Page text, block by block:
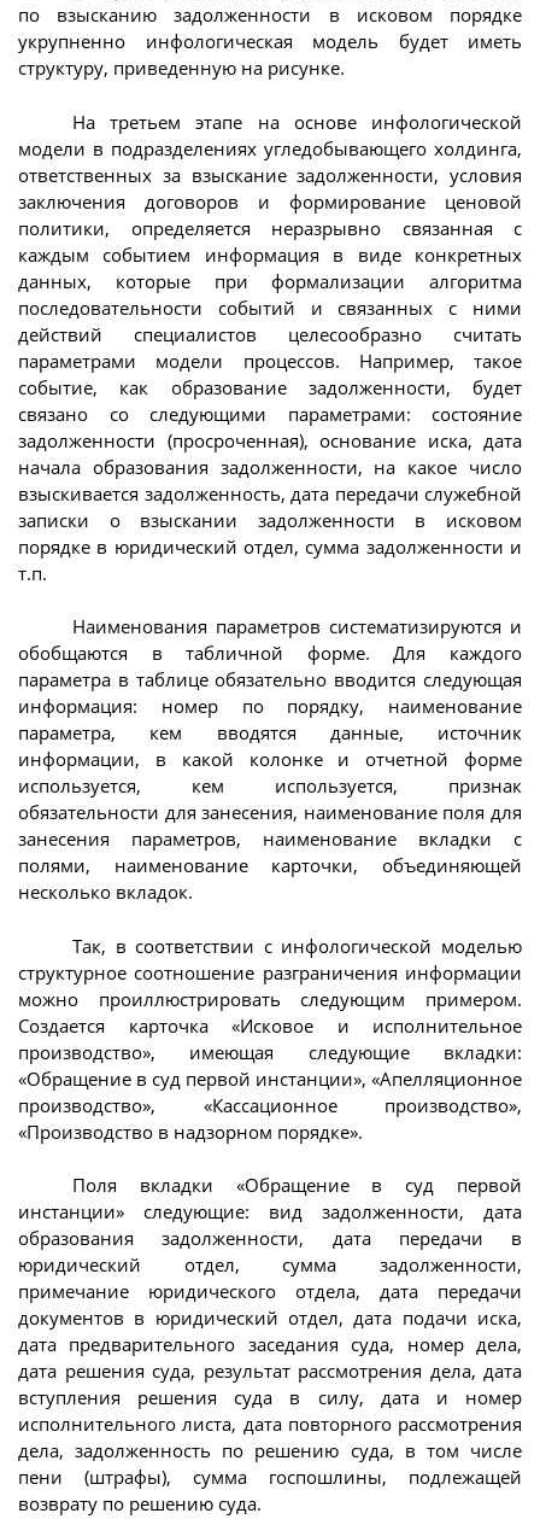
по взысканию задолженности в исковом порядке
укрупненно инфологическая модель будет иметь
структуру, приведенную на рисунке.
На третьем этапе на основе инфологической
модели в подразделениях угледобывающего холдинга,
ответственных за взыскание задолженности, условия
заключения договоров и формирование ценовой
политики, определяется неразрывно связанная с
каждым событием информация в виде конкретных
данных, которые при формализации алгоритма
последовательности событий и связанных с ними
действий специалистов целесообразно считать
параметрами модели процессов. Например, такое
событие, как образование задолженности, будет
связано со следующими параметрами: состояние
задолженности (просроченная), основание иска, дата
начала образования задолженности, на какое число
взыскивается задолженность, дата передачи служебной
записки о взыскании задолженности в исковом
порядке в юридический отдел, сумма задолженности и
т.п.
Наименования параметров систематизируются и
обобщаются в табличной форме. Для каждого
параметра в таблице обязательно вводится следующая
информация: номер по порядку, наименование
параметра, кем вводятся данные, источник
информации, в какой колонке и отчетной форме
используется, кем используется, признак
обязательности для занесения, наименование поля для
занесения параметров, наименование вкладки с
полями, наименование карточки, объединяющей
несколько вкладок.
Так, в соответствии с инфологической моделью
структурное соотношение разграничения информации
можно проиллюстрировать следующим примером.
Создается карточка «Исковое и исполнительное
производство», имеющая следующие вкладки:
«Обращение в суд первой инстанции», «Апелляционное
производство», «Кассационное производство»,
«Производство в надзорном порядке».
Поля вкладки «Обращение в суд первой
инстанции» следующие: вид задолженности, дата
образования задолженности, дата передачи в
юридический отдел, сумма задолженности,
примечание юридического отдела, дата передачи
документов в юридический отдел, дата подачи иска,
дата предварительного заседания суда, номер дела,
дата решения суда, результат рассмотрения дела, дата
вступления решения суда в силу, дата и номер
исполнительного листа, дата повторного рассмотрения
дела, задолженность по решению суда, в том числе
пени (штрафы), сумма госпошлины, подлежащей
возврату по решению суда.